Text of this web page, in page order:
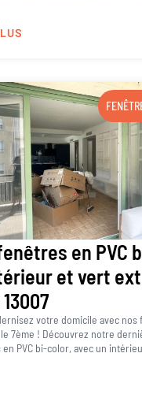
en PVC
et vert
votre domicile avec nos
7ème ! Découvrez notre
PVC bi-color, avec un